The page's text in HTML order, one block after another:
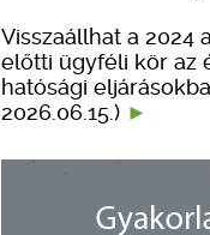
Visszaállhat a 2024
előtti ügyféli kör az
hatósági
2026.06.15.)